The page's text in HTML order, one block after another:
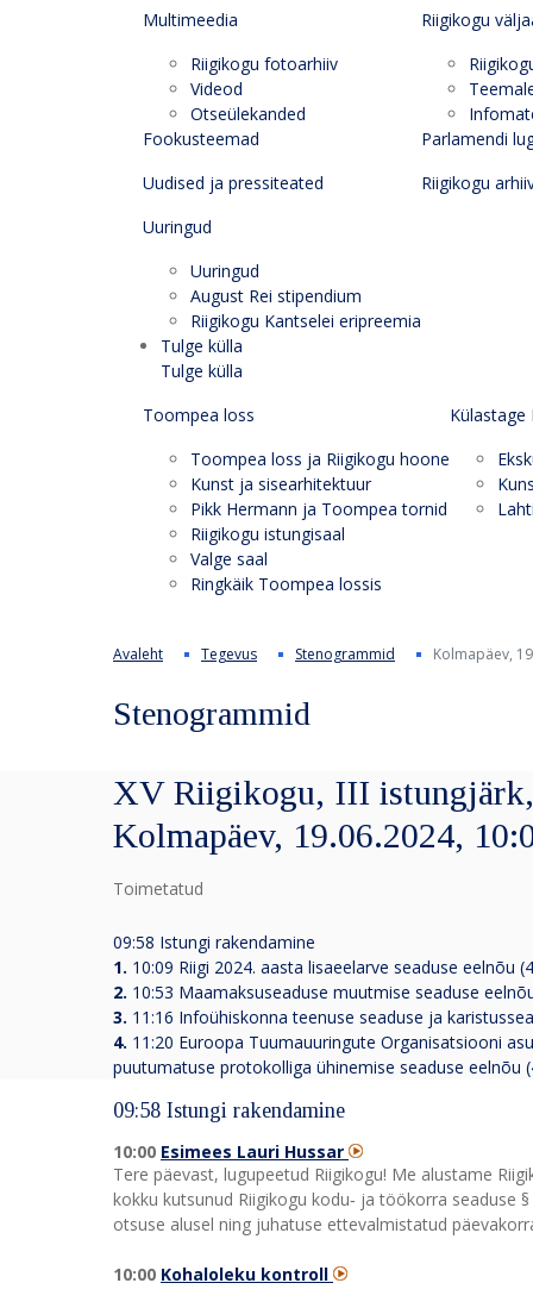
Multimeedia
Riigikogu fotoarhiiv
Videod
Otseülekanded
Fookusteemad
Uudised ja pressiteated
Uuringud
Uuringud
August Rei stipendium
Riigikogu Kantselei eripreemia
Riigikogu
Parlamendi
Riigikogu
Tulge külla
Tulge külla
Toompea loss
Toompea loss ja Riigikogu hoone
Kunst ja sisearhitektuur
Pikk Hermann ja Toompea tornid
Riigikogu istungisaal
Valge saal
Ringkäik Toompea lossis
Külastage
Avaleht Tegevus Stenogrammid Kolmapäev,
Stenogrammid
XV Riigikogu, III
Kolmapäev, 19.06.2024,
Toimetatud
09:58 Istungi rakendamine
1. 10:09 Riigi 2024. aasta lisaeelarve seaduse eelnõu
2. 10:53 Maamaksuseaduse muutmise seaduse
3. 11:16 Infoühiskonna teenuse seaduse ja
4. 11:20 Euroopa Tuumauuringute Organisatsiooni
puutumatuse protokolliga ühinemise seaduse eelnõu
09:58 Istungi rakendamine
10:00 Esimees Lauri Hussar
Tere päevast, lugupeetud Riigikogu! Me alustame
kokku kutsunud Riigikogu kodu‑ ja töökorra seaduse
otsuse alusel ning juhatuse ettevalmistatud
10:00 Kohaloleku kontroll